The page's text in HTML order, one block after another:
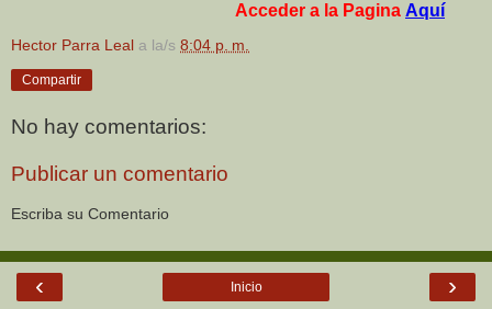
Acceder a la Pagina Aquí
Hector Parra Leal a la/s 8:04 p. m.
Compartir
No hay comentarios:
Publicar un comentario
Escriba su Comentario
‹ ›
Inicio